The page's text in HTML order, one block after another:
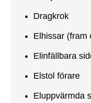
Dragkrok
Elhissar (fram
Elinfällbara
Elstol förare
Eluppvärmda